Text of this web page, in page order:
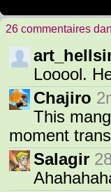
26 commentaires
Looool.
Chajiro
This
moment
Salagir